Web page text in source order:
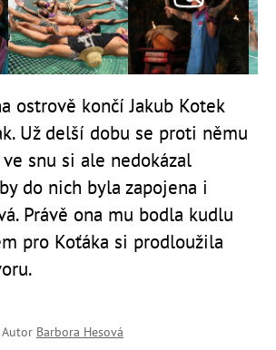
ostrově končí Jakub Kotek
Už delší dobu se proti němu
snu si ale nedokázal
do nich byla zapojena i
Právě ona mu bodla kudlu
pro Koťáka si prodloužila
Barbora Hesová